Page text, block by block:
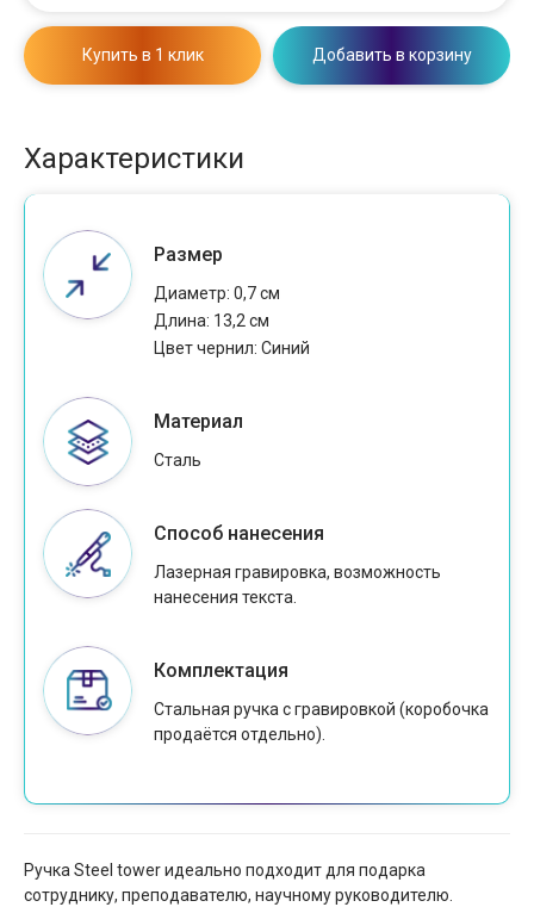
Купить в 1 клик Добавить в корзину
Характеристики
Размер
Диаметр: 0,7 см
Длина: 13,2 см
Цвет чернил: Cиний
Материал
Сталь
Способ нанесения
Лазерная гравировка, возможность
нанесения текста.
Комплектация
Стальная ручка с гравировкой (коробочка
продаётся отдельно).
Ручка Steel tower идеально подходит для подарка
сотруднику, преподавателю, научному руководителю.